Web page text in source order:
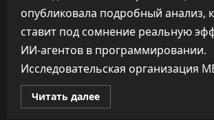
опубликовала подробный анализ,
ставит под сомнение реальную
ИИ-агентов в программировании.
Исследовательская организация
Читать далееПрочитать
больше